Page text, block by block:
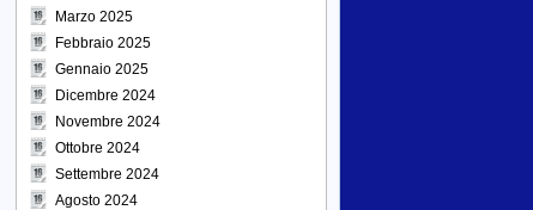
Marzo 2025
Febbraio 2025
Gennaio 2025
Dicembre 2024
Novembre 2024
Ottobre 2024
Settembre 2024
Agosto 2024